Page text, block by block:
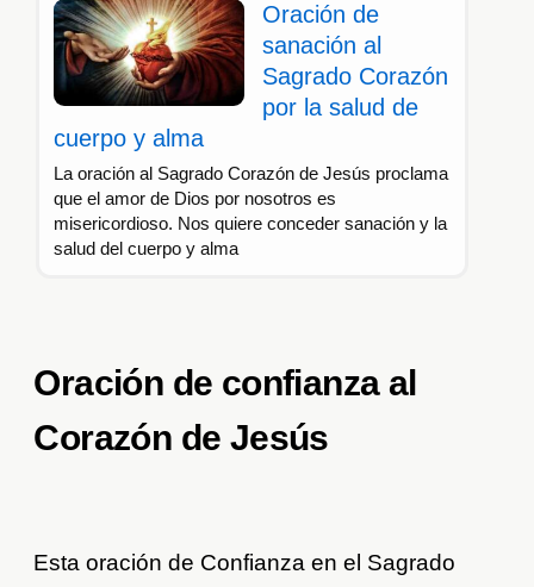
Oración de
sanación al
Sagrado Corazón
por la salud de
cuerpo y alma
La oración al Sagrado Corazón de Jesús proclama
que el amor de Dios por nosotros es
misericordioso. Nos quiere conceder sanación y la
salud del cuerpo y alma
Oración de confianza al
Corazón de Jesús
Esta oración de Confianza en el Sagrado